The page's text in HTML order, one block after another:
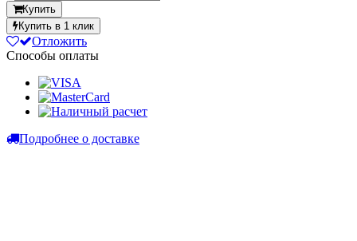
Купить
Купить в 1 клик
Отложить
Способы оплаты
Подробнее о доставке